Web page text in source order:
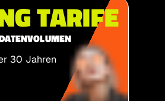
TARIFE
30 Jahren